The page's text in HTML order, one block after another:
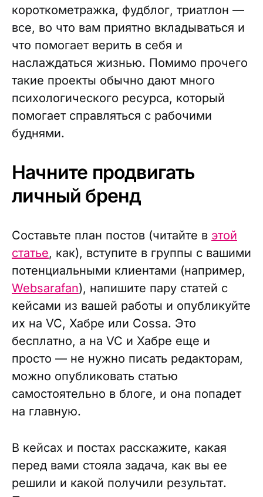
короткометражка, фудблог, триатлон —
все, во что вам приятно вкладываться и
что помогает верить в себя и
наслаждаться жизнью. Помимо прочего
такие проекты обычно дают много
психологического ресурса, который
помогает справляться с рабочими
буднями.
Начните продвигать
личный бренд
Составьте план постов (читайте в этой
статье, как), вступите в группы с вашими
потенциальными клиентами (например,
Websarafan), напишите пару статей с
кейсами из вашей работы и опубликуйте
их на VC, Хабре или Cossa. Это
бесплатно, а на VC и Хабре еще и
просто — не нужно писать редакторам,
можно опубликовать статью
самостоятельно в блоге, и она попадет
на главную.
В кейсах и постах расскажите, какая
перед вами стояла задача, как вы ее
решили и какой получили результат.